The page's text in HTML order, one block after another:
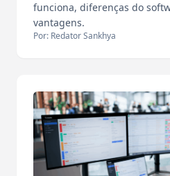
funciona, diferenças do
vantagens.
Por: Redator Sankhya